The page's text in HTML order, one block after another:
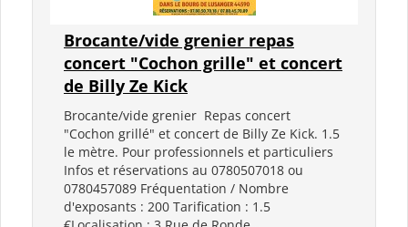
Brocante/vide grenier repas
concert "Cochon grille" et concert
de Billy Ze Kick
Brocante/vide grenier Repas concert
"Cochon grillé" et concert de Billy Ze Kick. 1.5
le mètre. Pour professionnels et particuliers
Infos et réservations au 0780507018 ou
0780457089 Fréquentation / Nombre
d'exposants : 200 Tarification : 1.5